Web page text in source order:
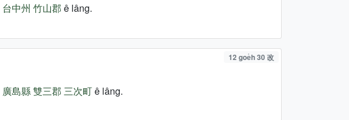
台中州 竹山郡 ê lâng.
12 goe̍h 30 改
廣島縣雙三郡 三次町ê lâng.